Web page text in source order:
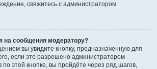
свяжитесь с администратором
на сообщения модератору?
вы увидите кнопку, предназначенную для
если это разрешено администратором
этой кнопке, вы пройдёте через ряд шагов,